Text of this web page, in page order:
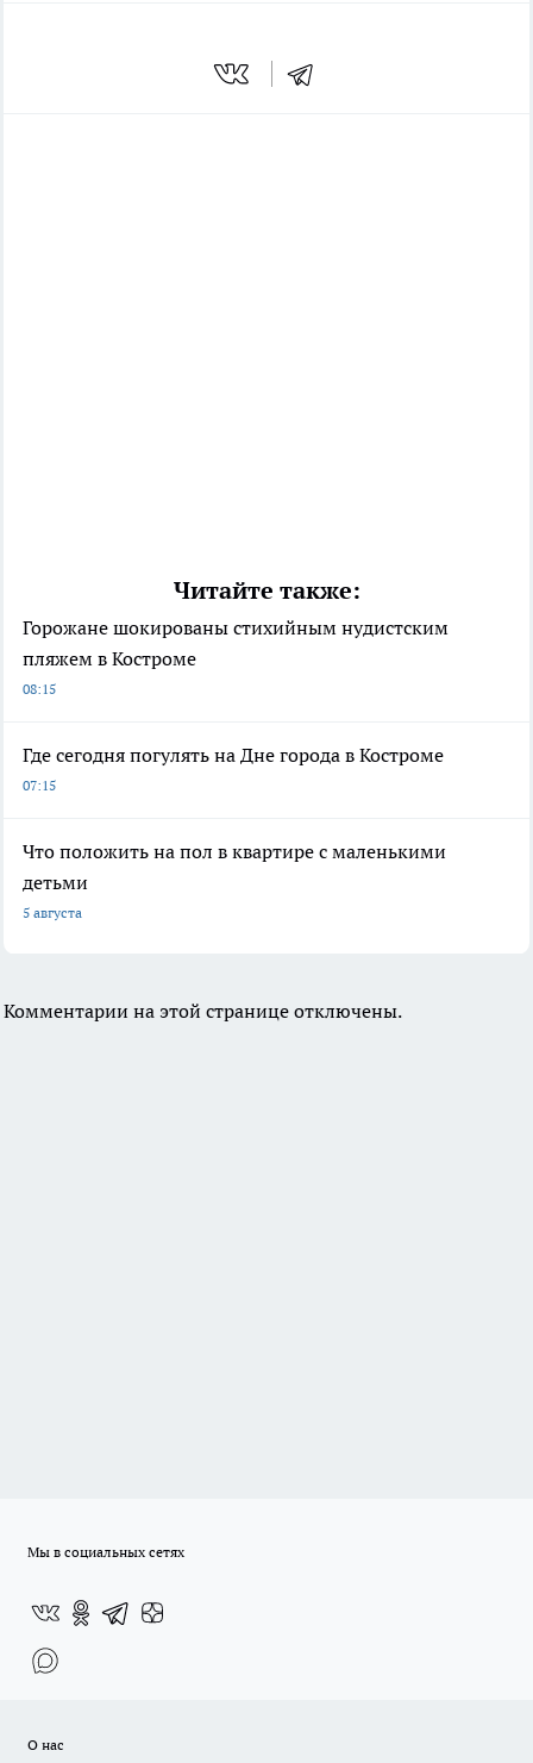
Читайте также:
Горожане шокированы стихийным нудистским
пляжем в Костроме
08:15
Где сегодня погулять на Дне города в Костроме
07:15
Что положить на пол в квартире с маленькими
детьми
5 августа
Комментарии на этой странице отключены.
Мы в социальных сетях
О нас